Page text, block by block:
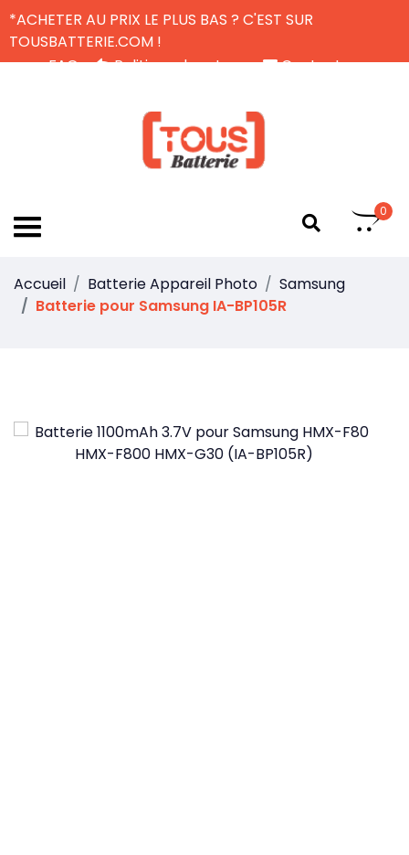
*ACHETER AU PRIX LE PLUS BAS ? C'EST SUR
TOUSBATTERIE.COM !
FAQ
Politique de retour
Contactez-nous
0
Accueil Batterie Appareil Photo
Samsung
Batterie pour Samsung IA-BP105R